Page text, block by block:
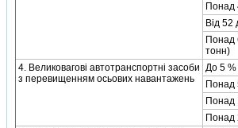
Понад
Вiд 52
Понад
тонн)
4. Великоваговi автотранспортнi засоби
з перевищенням осьових навантажень
До 5 %
Понад
Понад
Понад